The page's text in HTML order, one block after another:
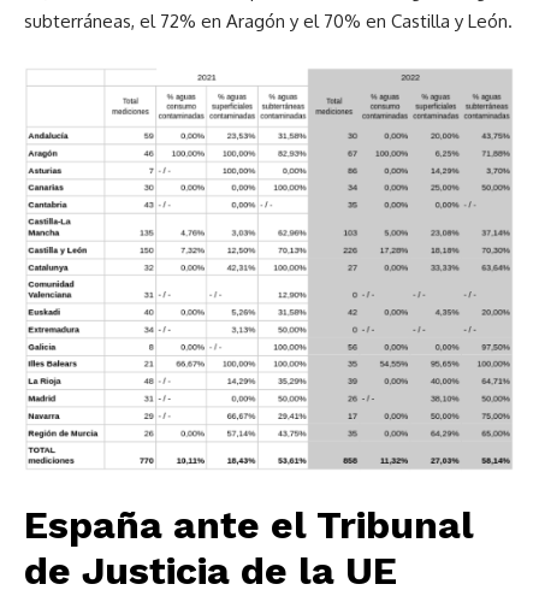
subterráneas, el 72% en Aragón y el 70% en Castilla y León.
España ante el Tribunal
de Justicia de la UE